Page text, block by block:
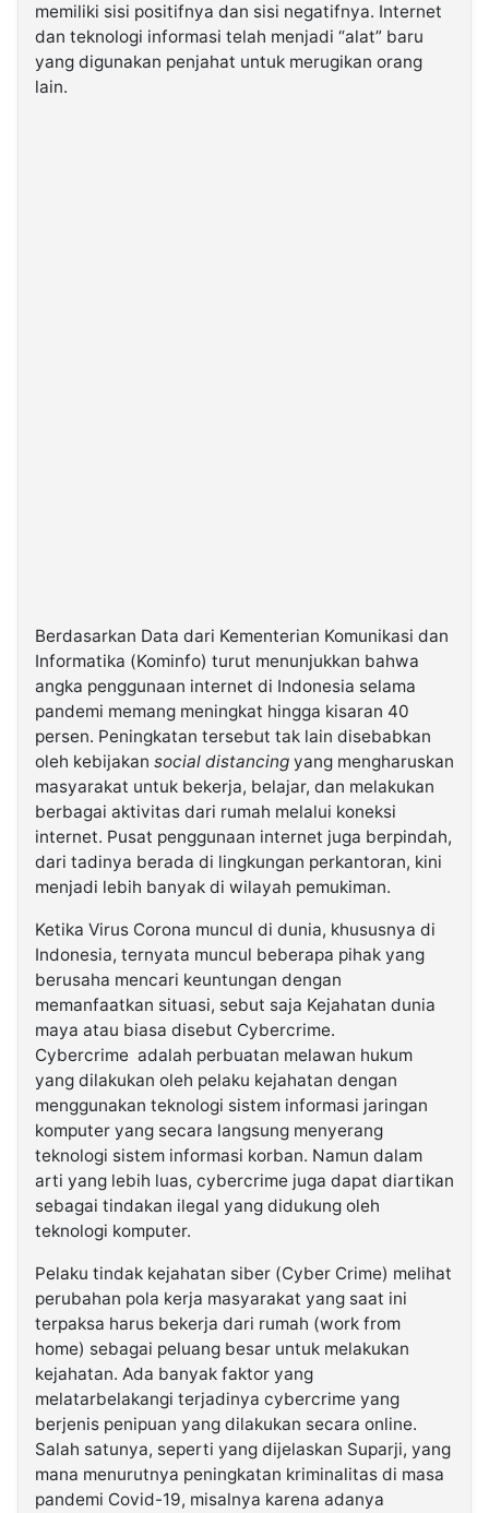
Kabarbaru.co
2026
memiliki sisi positifnya dan sisi negatifnya. Internet
dan teknologi informasi telah menjadi “alat” baru
yang digunakan penjahat untuk merugikan orang
lain.
Berdasarkan Data dari Kementerian Komunikasi dan
Informatika (Kominfo) turut menunjukkan bahwa
angka penggunaan internet di Indonesia selama
pandemi memang meningkat hingga kisaran 40
persen. Peningkatan tersebut tak lain disebabkan
oleh kebijakan social distancing yang mengharuskan
masyarakat untuk bekerja, belajar, dan melakukan
berbagai aktivitas dari rumah melalui koneksi
internet. Pusat penggunaan internet juga berpindah,
dari tadinya berada di lingkungan perkantoran, kini
menjadi lebih banyak di wilayah pemukiman.
Ketika Virus Corona muncul di dunia, khususnya di
Indonesia, ternyata muncul beberapa pihak yang
berusaha mencari keuntungan dengan
memanfaatkan situasi, sebut saja Kejahatan dunia
maya atau biasa disebut Cybercrime.
Cybercrime adalah perbuatan melawan hukum
yang dilakukan oleh pelaku kejahatan dengan
menggunakan teknologi sistem informasi jaringan
komputer yang secara langsung menyerang
teknologi sistem informasi korban. Namun dalam
arti yang lebih luas, cybercrime juga dapat diartikan
sebagai tindakan ilegal yang didukung oleh
teknologi komputer.
Pelaku tindak kejahatan siber (Cyber Crime) melihat
perubahan pola kerja masyarakat yang saat ini
terpaksa harus bekerja dari rumah (work from
home) sebagai peluang besar untuk melakukan
kejahatan. Ada banyak faktor yang
melatarbelakangi terjadinya cybercrime yang
berjenis penipuan yang dilakukan secara online.
Salah satunya, seperti yang dijelaskan Suparji, yang
mana menurutnya peningkatan kriminalitas di masa
pandemi Covid-19, misalnya karena adanya